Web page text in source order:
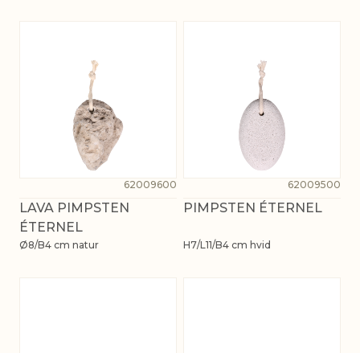
62009600
LAVA PIMPSTEN
ÉTERNEL
Ø8/B4 cm natur
62009500
PIMPSTEN ÉTERNEL
H7/L11/B4 cm hvid